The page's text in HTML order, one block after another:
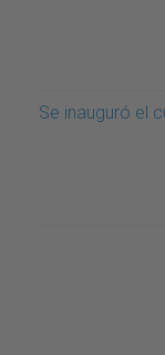
Se inauguró el